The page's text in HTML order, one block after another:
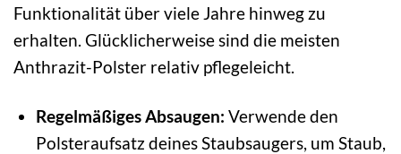
Funktionalität über viele Jahre hinweg zu
erhalten. Glücklicherweise sind die meisten
Anthrazit-Polster relativ pflegeleicht.
Regelmäßiges Absaugen: Verwende den
Polsteraufsatz deines Staubsaugers, um Staub,